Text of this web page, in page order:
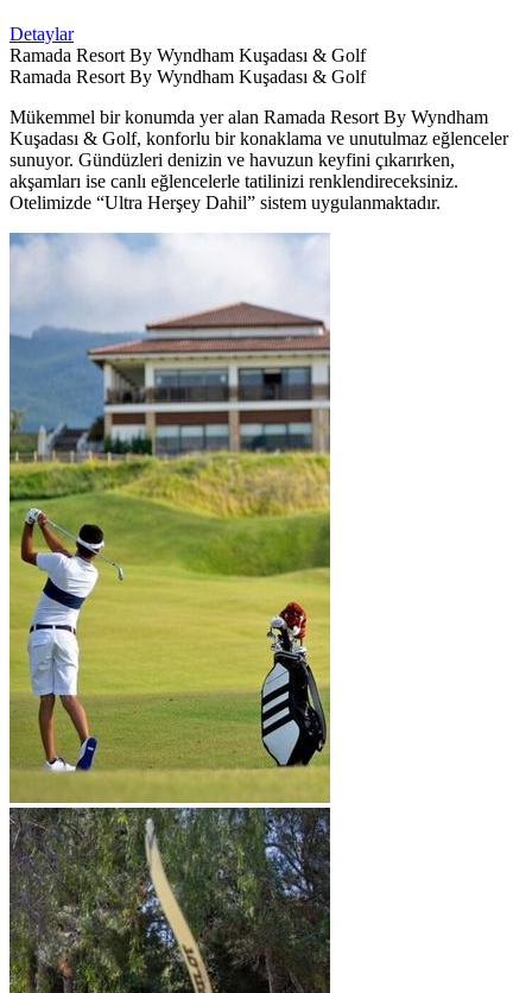
Detaylar
Ramada Resort By Wyndham Kuşadası & Golf
Ramada Resort By Wyndham Kuşadası & Golf
Mükemmel bir konumda yer alan Ramada Resort By Wyndham
Kuşadası & Golf, konforlu bir konaklama ve unutulmaz eğlenceler
sunuyor. Gündüzleri denizin ve havuzun keyfini çıkarırken,
akşamları ise canlı eğlencelerle tatilinizi renklendireceksiniz.
Otelimizde “Ultra Herşey Dahil” sistem uygulanmaktadır.